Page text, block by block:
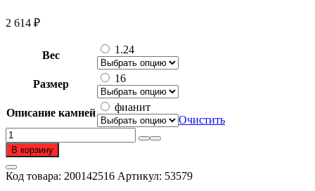
2 614 ₽
Вес 1.24
Размер 16
Описание камней
фианит
Очистить
Количество
товара
Кольцо
из
серебра
В корзину
Код товара: 200142516 Артикул: 53579